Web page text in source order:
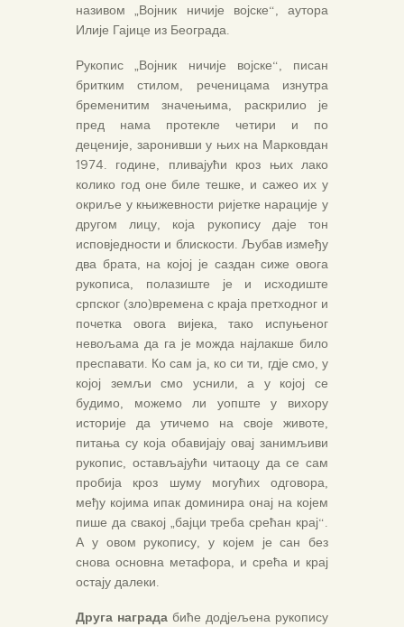
називом „Војник ничије војске“, аутора
Илије Гајице из Београда.
Рукопис „Војник ничије војске“, писан
бритким стилом, реченицама изнутра
бременитим значењима, раскрилио је
пред нама протекле четири и по
деценије, заронивши у њих на Марковдан
1974. године, пливајући кроз њих лако
колико год оне биле тешке, и сажео их у
окриље у књижевности ријетке нарације у
другом лицу, која рукопису даје тон
исповједности и блискости. Љубав између
два брата, на којој је саздан сиже овога
рукописа, полазиште је и исходиште
српског (зло)времена с краја претходног и
почетка овога вијека, тако испуњеног
невољама да га је можда најлакше било
преспавати. Ко сам ја, ко си ти, гдје смо, у
којој земљи смо уснили, а у којој се
будимо, можемо ли уопште у вихору
историје да утичемо на своје животе,
питања су која обавијају овај занимљиви
рукопис, остављајући читаоцу да се сам
пробија кроз шуму могућих одговора,
међу којима ипак доминира онај на којем
пише да свакој „бајци треба срећан крај“.
А у овом рукопису, у којем је сан без
снова основна метафора, и срећа и крај
остају далеки.
Друга награда биће додјељена рукопису